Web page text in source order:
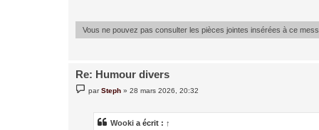
e
Vous ne pouvez pas consulter les pièces jointes insérées à ce
Re: Humour divers
e
parSteph »28 mars 2026, 20:32
Wooki a écrit : ↑